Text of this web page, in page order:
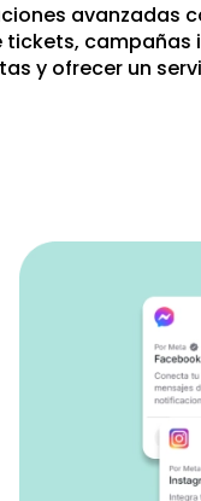
avanzadas
y ofrecer un